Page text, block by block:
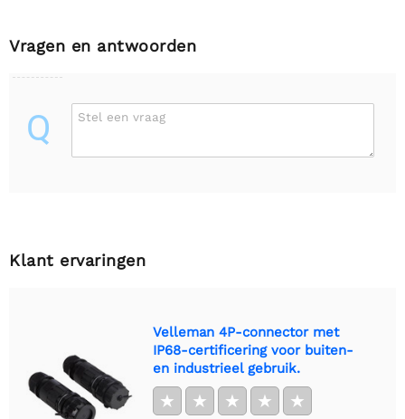
Vragen en antwoorden
Q Stel een vraag
Klant ervaringen
Velleman 4P-connector met
IP68-certificering voor buiten-
en industrieel gebruik.
★ ★ ★ ★ ★